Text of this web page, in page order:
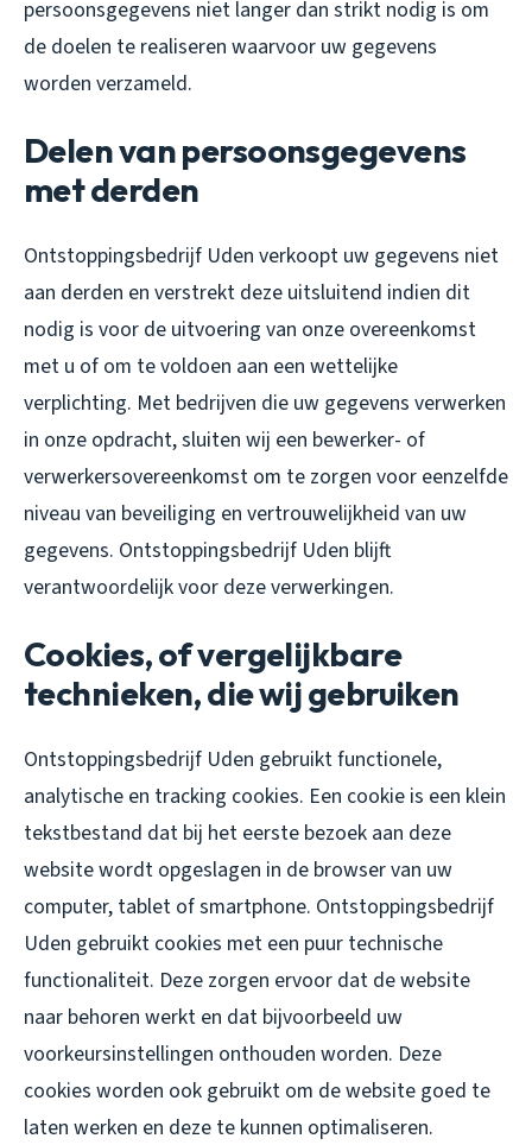
persoonsgegevens niet langer dan strikt nodig is om
de doelen te realiseren waarvoor uw gegevens
worden verzameld.
Delen van persoonsgegevens
met derden
Ontstoppingsbedrijf Uden verkoopt uw gegevens niet
aan derden en verstrekt deze uitsluitend indien dit
nodig is voor de uitvoering van onze overeenkomst
met u of om te voldoen aan een wettelijke
verplichting. Met bedrijven die uw gegevens verwerken
in onze opdracht, sluiten wij een bewerker- of
verwerkersovereenkomst om te zorgen voor eenzelfde
niveau van beveiliging en vertrouwelijkheid van uw
gegevens. Ontstoppingsbedrijf Uden blijft
verantwoordelijk voor deze verwerkingen.
Cookies, of vergelijkbare
technieken, die wij gebruiken
Ontstoppingsbedrijf Uden gebruikt functionele,
analytische en tracking cookies. Een cookie is een klein
tekstbestand dat bij het eerste bezoek aan deze
website wordt opgeslagen in de browser van uw
computer, tablet of smartphone. Ontstoppingsbedrijf
Uden gebruikt cookies met een puur technische
functionaliteit. Deze zorgen ervoor dat de website
naar behoren werkt en dat bijvoorbeeld uw
voorkeursinstellingen onthouden worden. Deze
cookies worden ook gebruikt om de website goed te
laten werken en deze te kunnen optimaliseren.